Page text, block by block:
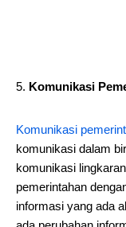
Komunikasi
Komunikasi
komunikasi dalam
komunikasi
pemerintahan
informasi yang ada